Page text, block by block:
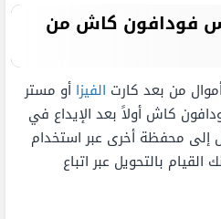
فودافون كاش من
من بعد كارت الفيزا أو مستر
كاش أولاً بعد الإيداع في
إلى محفظة أخرى عبر استخدام
بالتحويل عبر اتباع